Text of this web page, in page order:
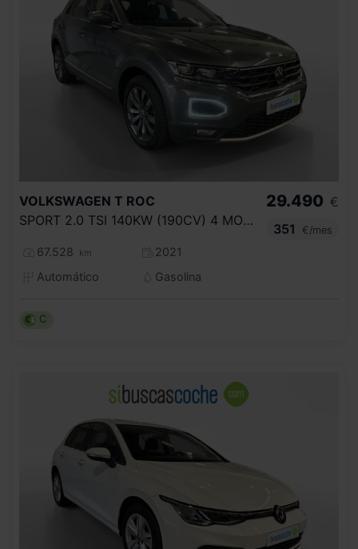
VOLKSWAGEN T ROC
SPORT 2.0 TSI 140KW (190CV) 4 MOTION DSG
67.528 km
2021
Automático
Gasolina
29.490 €
351
€/mes
C